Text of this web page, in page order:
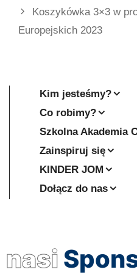
Koszykówka 3×3 w
Europejskich 2023
Kim jesteśmy?
Co robimy?
Szkolna Akademia
Zainspiruj się
KINDER JOM
Dołącz do nas
nasi